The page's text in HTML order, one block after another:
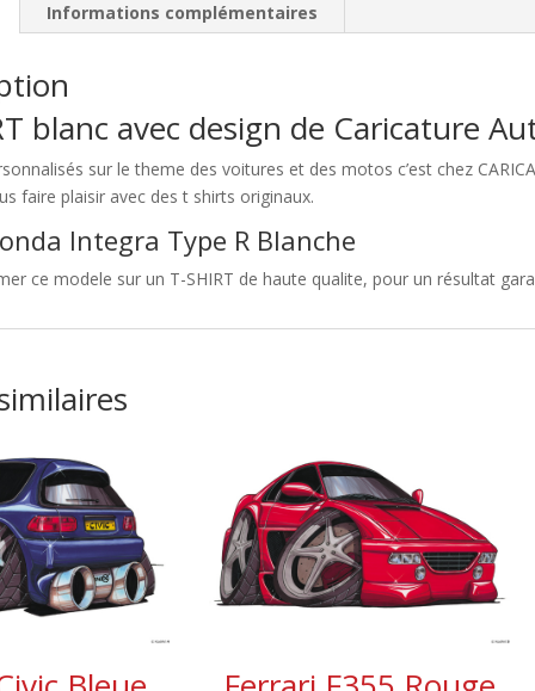
Informations complémentaires
blanc avec design de Caricature
sur le theme des voitures et des motos c’est chez
faire plaisir avec des t shirts originaux.
Integra Type R Blanche
ce modele sur un T-SHIRT de haute qualite, pour un résultat